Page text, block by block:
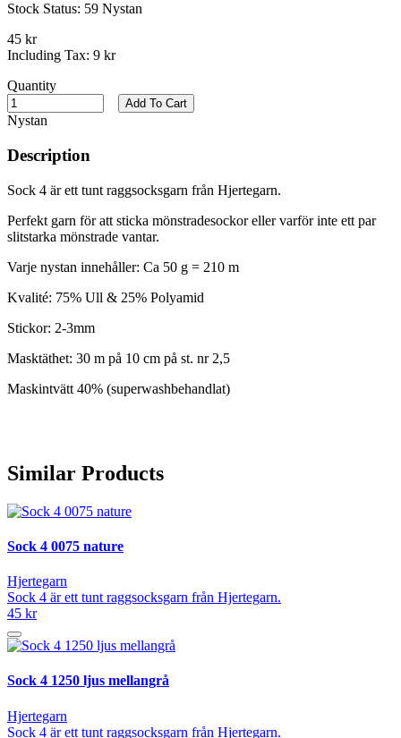
Stock Status: 59 Nystan
45 kr
Including Tax: 9 kr
Quantity
Nystan
Add To Cart
Description
Sock 4 är ett tunt raggsocksgarn från Hjertegarn.
Perfekt garn för att sticka mönstradesockor eller varför inte ett par
slitstarka mönstrade vantar.
Varje nystan innehåller: Ca 50 g = 210 m
Kvalité: 75% Ull & 25% Polyamid
Stickor: 2-3mm
Masktäthet: 30 m på 10 cm på st. nr 2,5
Maskintvätt 40% (superwashbehandlat)
Similar Products
Sock 4 0075 nature
Hjertegarn
Sock 4 är ett tunt raggsocksgarn från Hjertegarn.
45 kr
Sock 4 1250 ljus mellangrå
Hjertegarn
Sock 4 är ett tunt raggsocksgarn från Hjertegarn.